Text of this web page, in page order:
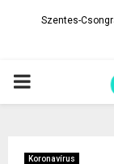
Szentes-
PRIMARY
Koronavírus